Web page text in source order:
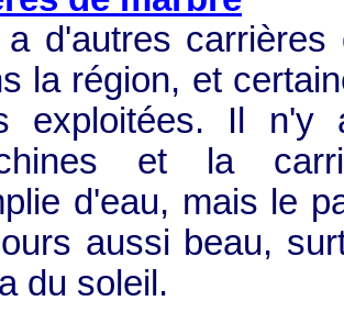
d'autres carrières
la région, et
exploitées. Il n'y
et la
d'eau, mais le
aussi beau,
du soleil.